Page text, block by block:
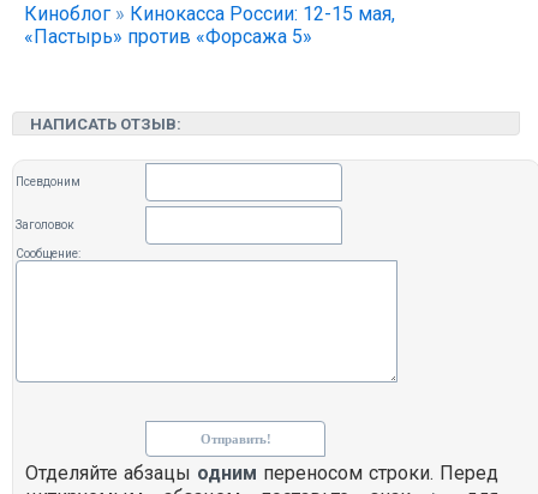
Киноблог » Кинокасса России: 12-15 мая,
«Пастырь» против «Форсажа 5»
НАПИСАТЬ ОТЗЫВ:
Псевдоним
Заголовок
Сообщение:
Отделяйте абзацы одним переносом строки. Перед